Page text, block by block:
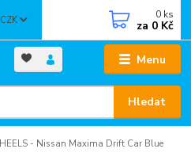
Menu
CZK
Hledat
0 ks
za 0 Kč
- Nissan Maxima Drift Car Blue